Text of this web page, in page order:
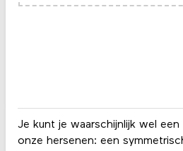
Je kunt je waarschijnlijk wel een
onze hersenen: een